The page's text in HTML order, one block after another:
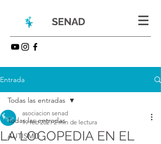
SENAD
Entrada
Todas las entradas
AUTISMO
Todas las entradas
LA LOGOPEDIA EN EL
asociacion senad
19 feb 2021 2 min de lectura